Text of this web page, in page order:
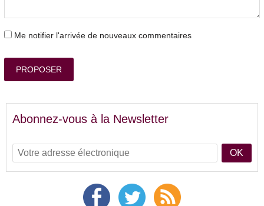
Me notifier l'arrivée de nouveaux commentaires
PROPOSER
Abonnez-vous à la Newsletter
OK